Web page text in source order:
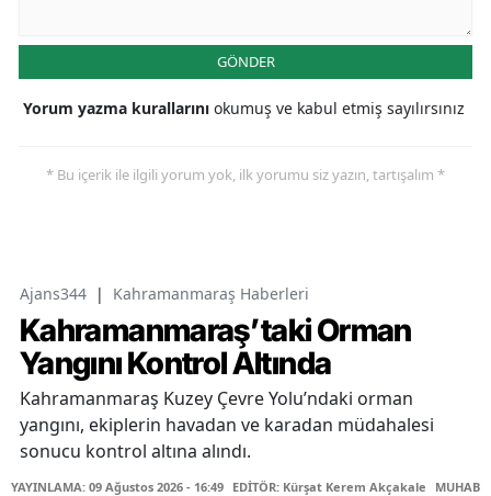
GÖNDER
Yorum yazma kurallarını okumuş ve kabul etmiş sayılırsınız
* Bu içerik ile ilgili yorum yok, ilk yorumu siz yazın, tartışalım *
Ajans344 | Kahramanmaraş Haberleri
Kahramanmaraş’taki Orman
Yangını Kontrol Altında
Kahramanmaraş Kuzey Çevre Yolu’ndaki orman
yangını, ekiplerin havadan ve karadan müdahalesi
sonucu kontrol altına alındı.
YAYINLAMA: 09 Ağustos 2026 - 16:49 EDİTÖR: Kürşat Kerem Akçakale